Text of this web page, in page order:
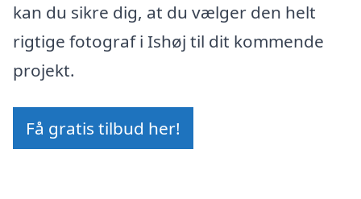
kan du sikre dig, at du vælger den helt
rigtige fotograf i Ishøj til dit kommende
projekt.
Få gratis tilbud her!